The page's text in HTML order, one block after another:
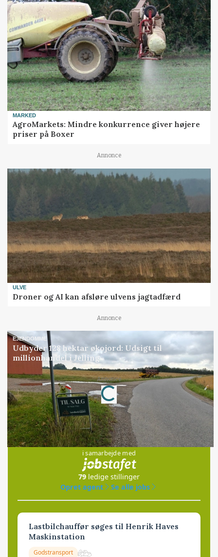
MARKED
AgroMarkets: Mindre konkurrence giver højere
priser på Boxer
Annonce
ULVE
Droner og AI kan afsløre ulvens jagtadfærd
Annonce
EJENDOMME
Udbyder 128 hektar økojord: Udsigt til
millionhandel i Jelling
Annonce
Loading...
Jobs
i samarbejde med
79 ledige stillinger
Opret agent
Se alle jobs
Lastbilchauffør søges til Henrik Haves
Maskinstation
Godstransport